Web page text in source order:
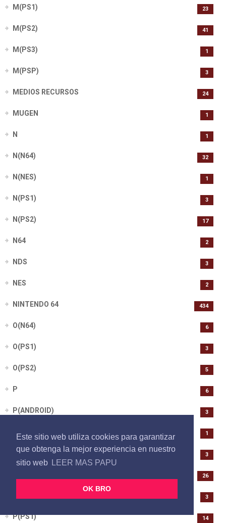
Este sitio web utiliza cookies para garantizar
que obtenga la mejor experiencia en nuestro
sitio web LEER MAS PAPU
OK BRO
M(PS1) 23
M(PS2) 41
M(PS3) 1
M(PSP) 3
MEDIOS RECURSOS 24
MUGEN 1
N 1
N(N64) 32
N(NES) 1
N(PS1) 3
N(PS2) 17
N64 2
NDS 3
NES 2
NINTENDO 64 434
O(N64) 6
O(PS1) 3
O(PS2) 5
P 6
P(ANDROID) 3
P(GAMECUBE) 1
P(GBA) 3
26
3
P(PS1) 14